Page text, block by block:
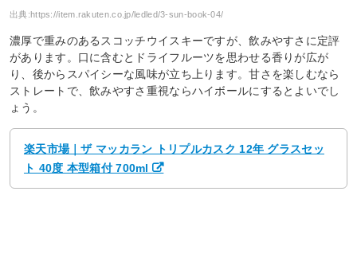
出典: https://item.rakuten.co.jp/ledled/3-sun-book-04/
濃厚で重みのあるスコッチウイスキーですが、飲みやすさに定評
があります。口に含むとドライフルーツを思わせる香りが広が
り、後からスパイシーな風味が立ち上ります。甘さを楽しむなら
ストレートで、飲みやすさ重視ならハイボールにするとよいでし
ょう。
楽天市場｜ザ マッカラン トリプルカスク 12年 グラスセッ
ト 40度 本型箱付 700ml